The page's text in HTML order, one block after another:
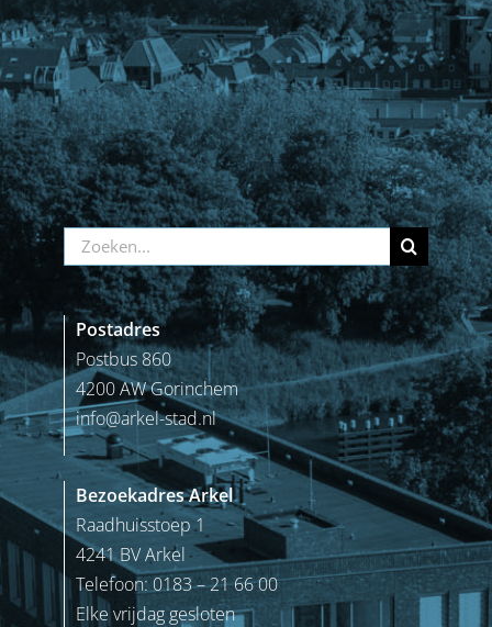
Zoeken
naar:
Postadres
Postbus 860
4200 AW Gorinchem
info@arkel-stad.nl
Bezoekadres Arkel
Raadhuisstoep 1
4241 BV Arkel
Telefoon: 0183 – 21 66 00
Elke vrijdag gesloten